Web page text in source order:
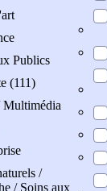
Publics
(111)
Multimédia
/
/ Soins aux